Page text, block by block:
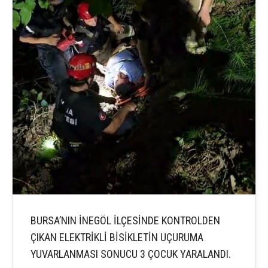
BURSA’NIN İNEGÖL İLÇESİNDE KONTROLDEN
ÇIKAN ELEKTRİKLİ BİSİKLETİN UÇURUMA
YUVARLANMASI SONUCU 3 ÇOCUK YARALANDI.